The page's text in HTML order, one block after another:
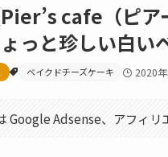
Pier’s cafe（ピ
っと珍しい白い
ベイクドチーズケーキ 2020
Google Adsense、アフィリ